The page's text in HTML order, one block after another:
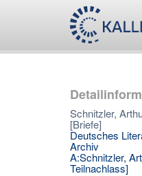
Schnitzler,
[Briefe]
Deutsches
Archiv
A:Schnitzler,
Teilnachlass]